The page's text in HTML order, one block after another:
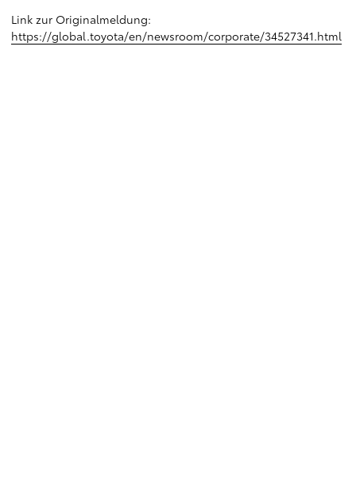
Link zur Originalmeldung:
https://global.toyota/en/newsroom/corporate/34527341.html